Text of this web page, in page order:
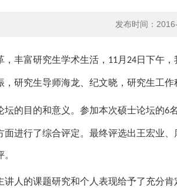
发布时间：
丰富研究生学术生活， 11月 24日下午，
研究生导师海龙、纪文晓，研究生工
的目的和意义。参加本次硕士论坛的6
进行了综合评定。最终评选出王宏业
人的课题研究和个人表现给予了充分